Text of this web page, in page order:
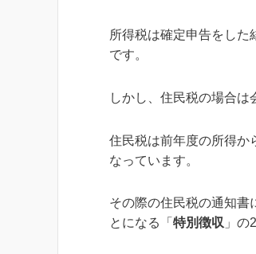
所得税は確定申告をし
です。
しかし、住民税の場合は
住民税は前年度の所得か
なっています。
その際の住民税の通知書
とになる「 特別徴収 」の